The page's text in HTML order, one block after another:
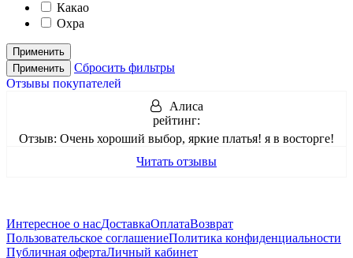
Какао
Охра
Применить
Применить
Сбросить фильтры
Отзывы покупателей
Алиса
рейтинг:
Отзыв: Очень хороший выбор, яркие платья! я в восторге!
Читать отзывы
Интересное о насДоставкаОплатаВозврат
Пользовательское соглашениеПолитика конфиденциальности
Публичная офертаЛичный кабинет